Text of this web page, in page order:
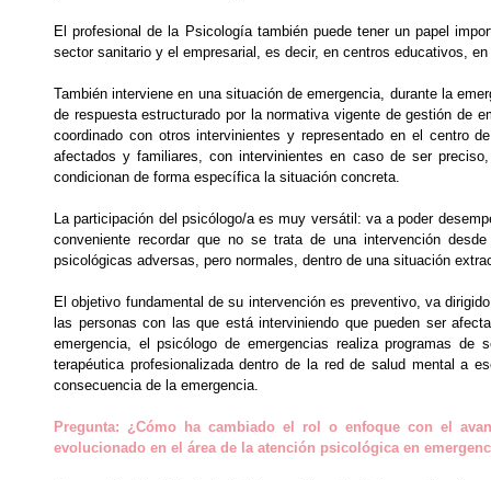
El profesional de la Psicología también puede tener un papel
sector sanitario y el empresarial, es decir, en centros educativos,
También interviene en una situación de emergencia, durante la
de respuesta estructurado por la normativa vigente de gestión de
coordinado con otros intervinientes y representado en el centro
afectados y familiares, con intervinientes en caso de ser
condicionan de forma específica la situación concreta.
La participación del psicólogo/a es muy versátil: va a poder
conveniente recordar que no se trata de una intervención
psicológicas adversas, pero normales, dentro de una situación
El objetivo fundamental de su intervención es preventivo, va
las personas con las que está interviniendo que pueden ser
emergencia, el psicólogo de emergencias realiza programas
terapéutica profesionalizada dentro de la red de salud mental a
consecuencia de la emergencia.
Pregunta: ¿Cómo ha cambiado el rol o enfoque con el
evolucionado en el área de la atención psicológica en